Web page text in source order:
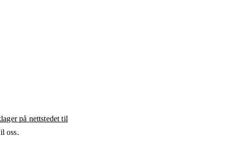
på nettstedet til
oss.